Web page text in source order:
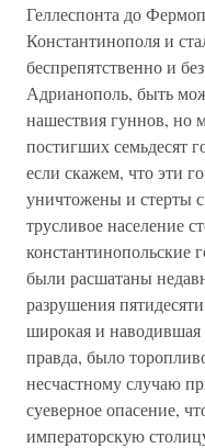
Геллеспонта до
Константинополя и
беспрепятственно и
Адрианополь, быть
нашествия гуннов, но
постигших семьдесят
если скажем, что эти
уничтожены и стерты
трусливое население
константинопольские
были расшатаны
разрушения
широкая и
правда, было
несчастному случаю
суеверное опасение,
императорскую